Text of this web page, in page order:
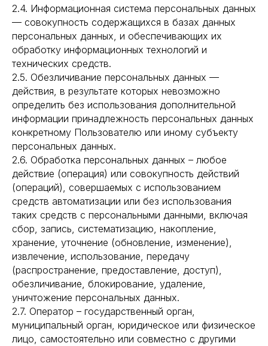
2.4. Информационная система персональных данных
— совокупность содержащихся в базах данных
персональных данных, и обеспечивающих их
обработку информационных технологий и
технических средств.
2.5. Обезличивание персональных данных —
действия, в результате которых невозможно
определить без использования дополнительной
информации принадлежность персональных данных
конкретному Пользователю или иному субъекту
персональных данных.
2.6. Обработка персональных данных – любое
действие (операция) или совокупность действий
(операций), совершаемых с использованием
средств автоматизации или без использования
таких средств с персональными данными, включая
сбор, запись, систематизацию, накопление,
хранение, уточнение (обновление, изменение),
извлечение, использование, передачу
(распространение, предоставление, доступ),
обезличивание, блокирование, удаление,
уничтожение персональных данных.
2.7. Оператор – государственный орган,
муниципальный орган, юридическое или физическое
лицо, самостоятельно или совместно с другими